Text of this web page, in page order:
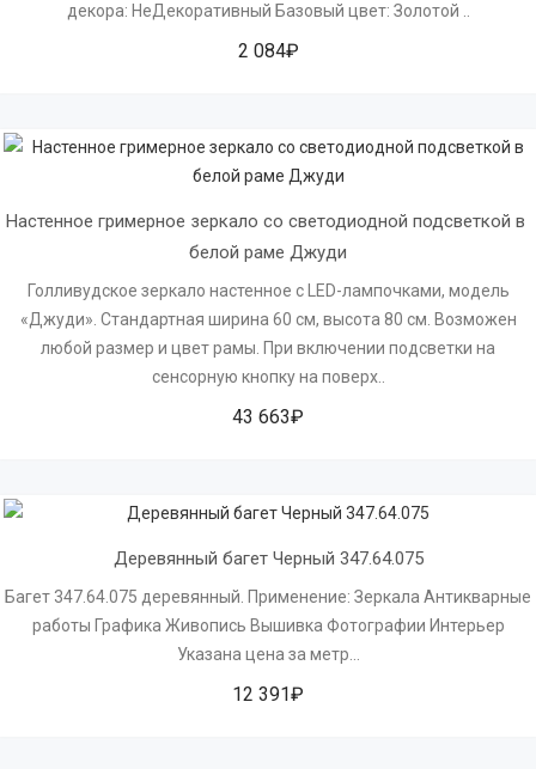
декора: НеДекоративный Базовый цвет: Золотой ..
2 084₽
Настенное гримерное зеркало со светодиодной подсветкой в
белой раме Джуди
Голливудское зеркало настенное с LED-лампочками, модель
«Джуди». Стандартная ширина 60 см, высота 80 см. Возможен
любой размер и цвет рамы. При включении подсветки на
сенсорную кнопку на поверх..
43 663₽
Деревянный багет Черный 347.64.075
Багет 347.64.075 деревянный. Применение: Зеркала Антикварные
работы Графика Живопись Вышивка Фотографии Интерьер
Указана цена за метр...
12 391₽